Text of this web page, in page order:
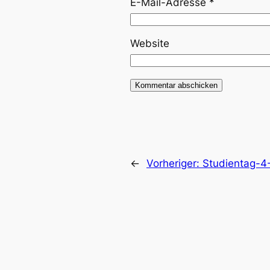
E-Mail-Adresse *
Website
← Vorheriger: Studientag-